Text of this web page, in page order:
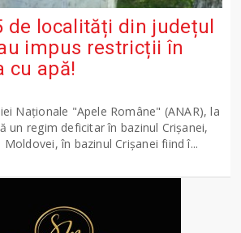
de localități din județul
impus restricții în
cu apă!
Naţionale "Apele Române" (ANAR), la
un regim deficitar în bazinul Crişanei,
în bazinul Crişanei fiind î...